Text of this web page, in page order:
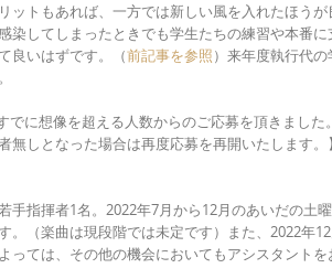
ットもあれば、一方では新しい風を入れたほう
染してしまったときでも学生たちの練習や本番
良いはずです。（前記事を参照）来年度執行代
でに想像を超える人数からのご応募を頂きまし
しとなった場合は再度応募を再開いたします。】
手指揮者1名。2022年7月から12月のあいだの土
。（楽曲は現段階では未定です）また、2022年
ては、その他の機会においてもアシスタントを